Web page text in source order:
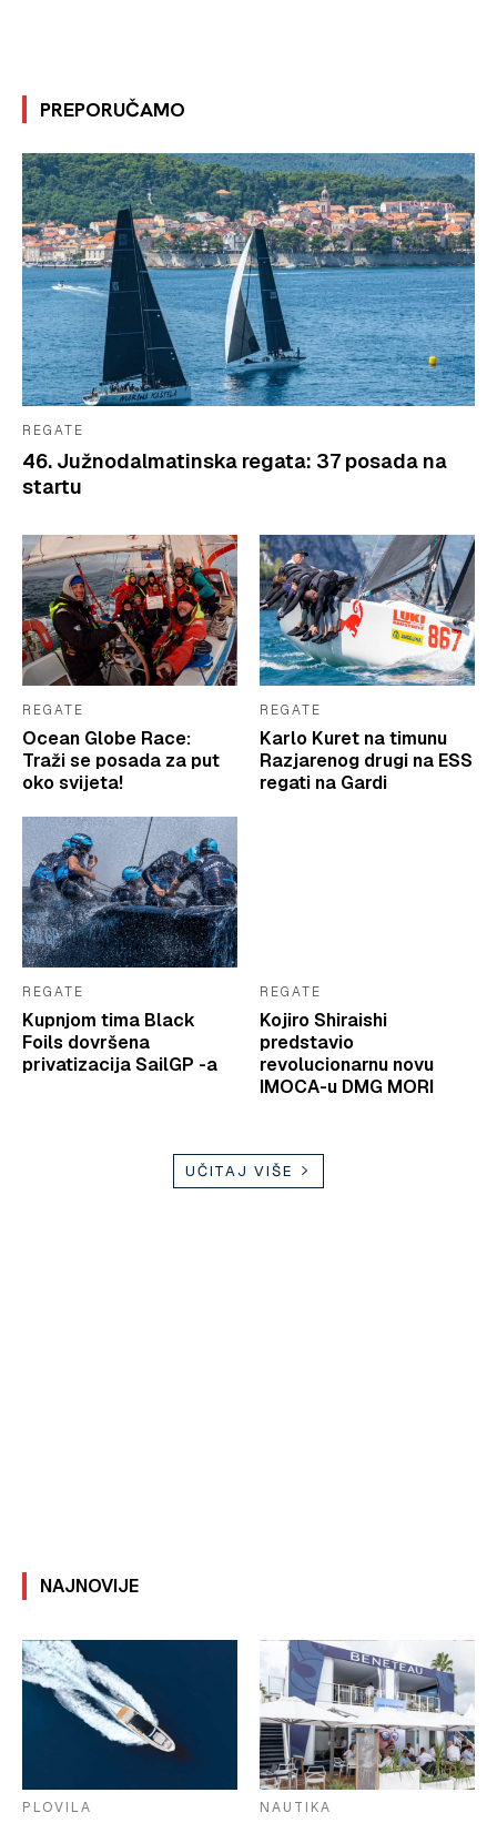
PREPORUČAMO
REGATE
46. Južnodalmatinska regata: 37 posada na
startu
REGATE
Ocean Globe Race:
Traži se posada za put
oko svijeta!
REGATE
Karlo Kuret na timunu
Razjarenog drugi na ESS
regati na Gardi
REGATE
Kupnjom tima Black
Foils dovršena
privatizacija SailGP -a
REGATE
Kojiro Shiraishi
predstavio
revolucionarnu novu
IMOCA-u DMG MORI
UČITAJ VIŠE
NAJNOVIJE
PLOVILA NAUTIKA